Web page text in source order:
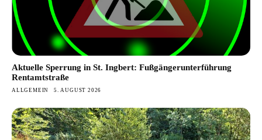
Aktuelle Sperrung in St. Ingbert: Fußgängerunterführung
Rentamtstraße
ALLGEMEIN 5. AUGUST 2026